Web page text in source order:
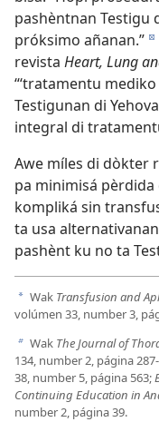
pashèntnan Testigu
próksimo añanan.” d
revista Heart, Lung
“‘tratamentu
Testigunan di
integral di
Awe míles di dòkter
pa minimisá
kompliká sin
ta usa
pashènt ku no ta
a Wak Transfusion and
volúmen 33, number 3,
b Wak The Journal of
134, number 2, página
38, number 5, página 563;
Continuing Education in
number 2, página 39.